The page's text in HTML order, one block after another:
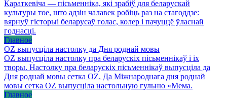
Караткевіча — пісьменніка, які зрабіў для беларускай
культуры тое, што адзін чалавек робіць раз на стагоддзе:
вярнуў гісторыі беларусаў голас, колер і пачуццё ўласнай
годнасці.
Главное
OZ выпусціла настолку да Дня роднай мовы
OZ выпусціла настолку пра беларускіх пісьменнікаў і іх
творы. Настолку пра беларускіх пісьменнікаў выпусціла да
Дня роднай мовы сетка OZ. Да Міжнароднага дня роднай
мовы сетка OZ выпусціла настольную гульню «Мема.
Главное